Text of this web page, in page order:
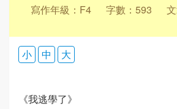
寫作年級：F4
字數：593
小 中 大
《我逃學了》